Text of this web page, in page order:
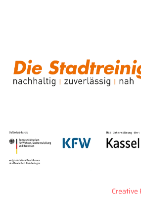
Creative